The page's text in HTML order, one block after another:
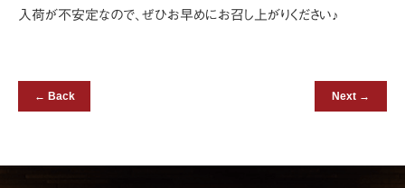
入荷が不安定なので、ぜひお早めにお召し上がりください♪
← Back Next →